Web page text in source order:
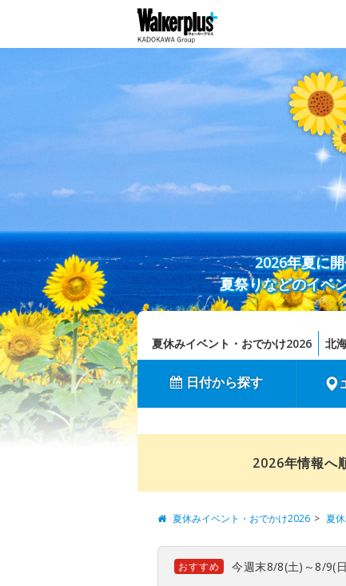
2026年夏に
夏祭りなどのイベ
夏休みイベント・おでかけ2026 北
日付から探す
2026年情報へ
夏休みイベント・おでかけ2026 夏
おすすめ 今週末8/8(土)～8/9(